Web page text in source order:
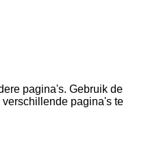
pagina's. Gebruik de
pagina's te